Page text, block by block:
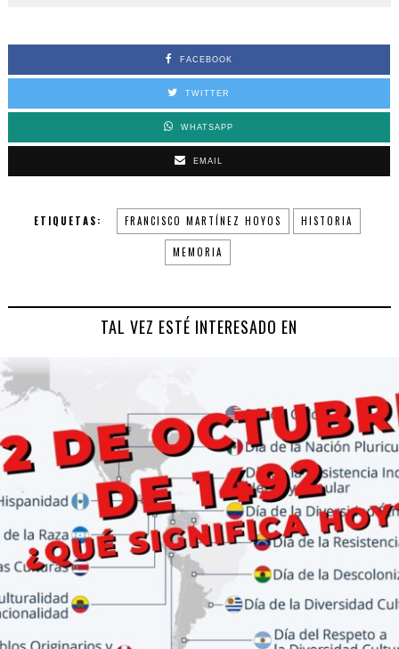
FACEBOOK
TWITTER
WHATSAPP
EMAIL
ETIQUETAS: FRANCISCO MARTÍNEZ HOYOS HISTORIA
MEMORIA
TAL VEZ ESTÉ INTERESADO EN